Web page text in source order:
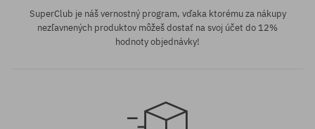
SuperClub je náš vernostný program, vďaka ktorému za nákupy
nezľavnených produktov môžeš dostať na svoj účet do 12%
hodnoty objednávky!